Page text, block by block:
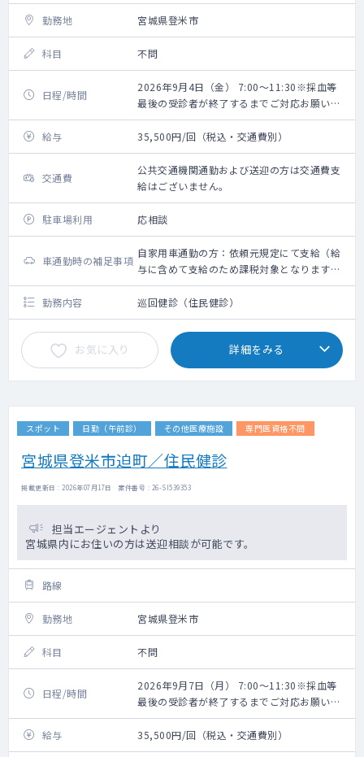
勤務地 宮城県登米市
科目 不問
日程/時間
2026年9月4日（金） 7:00～11:30※採血等
最後の受診者が終了するまでご対応お願いい
たします。
給与
35,500円/回（税込・交通費別）
交通費
公共交通機関通勤および送迎の方は交通費支
給はございません。
駐車場利用 応相談
車通勤時の補足事項
自家用車通勤の方：依頼元規定にて支給（給
与に含めて支給のため課税対象となります。
備考欄参照ください）
勤務内容
巡回健診（住民健診）
お気に入り 詳細をみる
スポット 日勤（午前診） その他医療施設 専門医資格不問
宮城県登米市迫町／住民健診
掲載更新日 : 2026年07月17日 案件番号 : 26-SI539353
担当エージェントより
宮城県内にお住いの方は送迎相談が可能です。
路線
勤務地 宮城県登米市
科目 不問
日程/時間
2026年9月7日（月） 7:00～11:30※採血等
最後の受診者が終了するまでご対応お願いい
たします。
給与
35,500円/回（税込・交通費別）